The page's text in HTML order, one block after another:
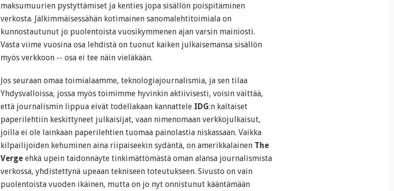
maksumuurien pystyttämiset ja kenties jopa sisällön poispitäminen
verkosta. Jälkimmäisessähän kotimainen sanomalehtitoimiala on
kunnostautunut jo puolentoista vuosikymmenen ajan varsin mainiosti.
Vasta viime vuosina osa lehdistä on tuonut kaiken julkaisemansa sisällön
myös verkkoon -- osa ei tee näin vieläkään.
Jos seuraan omaa toimialaamme, teknologiajournalismia, ja sen tilaa
Yhdysvalloissa, jossa myös toimimme hyvinkin aktiivisesti, voisin väittää,
että journalismin lippua eivät todellakaan kannattele IDG:n kaltaiset
paperilehtiin keskittyneet julkaisijat, vaan nimenomaan verkkojulkaisut,
joilla ei ole lainkaan paperilehtien tuomaa painolastia niskassaan. Vaikka
kilpailijoiden kehuminen aina riipaiseekin sydäntä, on amerikkalainen The
Verge ehkä upein taidonnäyte tinkimättömästä oman alansa journalismista
verkossa, yhdistettynä upeaan tekniseen toteutukseen. Sivusto on vain
puolentoista vuoden ikäinen, mutta on jo nyt onnistunut kääntämään